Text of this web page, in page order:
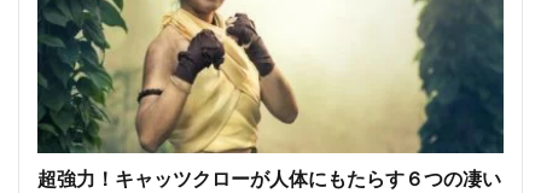
超強力！キャッツクローが人体にもたらす６つの凄い